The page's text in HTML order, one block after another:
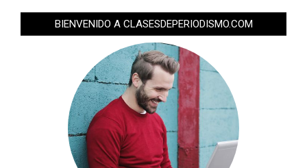
BIENVENIDO A CLASESDEPERIODISMO.COM